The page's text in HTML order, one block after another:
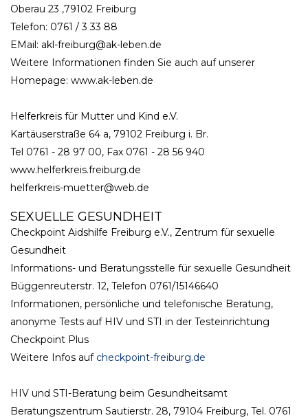
Oberau 23 ,79102 Freiburg
Telefon: 0761 / 3 33 88
EMail: akl-freiburg@ak-leben.de
Weitere Informationen finden Sie auch auf unserer
Homepage: www.ak-leben.de
Helferkreis für Mutter und Kind e.V.
Kartäuserstraße 64 a, 79102 Freiburg i. Br.
Tel 0761 - 28 97 00, Fax 0761 - 28 56 940
www.helferkreis.freiburg.de
helferkreis-muetter@web.de
SEXUELLE GESUNDHEIT
Checkpoint Aidshilfe Freiburg e.V., Zentrum für sexuelle
Gesundheit
Informations- und Beratungsstelle für sexuelle Gesundheit
Büggenreuterstr. 12, Telefon 0761/15146640
Informationen, persönliche und telefonische Beratung,
anonyme Tests auf HIV und STI in der Testeinrichtung
Checkpoint Plus
Weitere Infos auf checkpoint-freiburg.de
HIV und STI-Beratung beim Gesundheitsamt
Beratungszentrum Sautierstr. 28, 79104 Freiburg, Tel. 0761